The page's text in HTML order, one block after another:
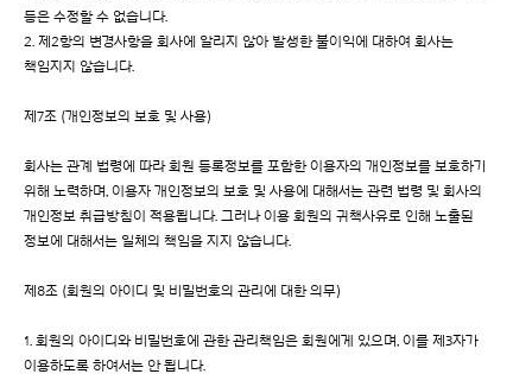
등은 수정할 수 없습니다.
2. 제2항의 변경사항을 회사에 알리지 않아 발생한 불이익에 대하여 회사는
책임지지 않습니다.
제7조 (개인정보의 보호 및 사용)
회사는 관계 법령에 따라 회원 등록정보를 포함한 이용자의 개인정보를 보호하기
위해 노력하며, 이용자 개인정보의 보호 및 사용에 대해서는 관련 법령 및 회사의
개인정보 취급방침이 적용됩니다. 그러나 이용 회원의 귀책사유로 인해 노출된
정보에 대해서는 일체의 책임을 지지 않습니다.
제8조 (회원의 아이디 및 비밀번호의 관리에 대한 의무)
1. 회원의 아이디와 비밀번호에 관한 관리책임은 회원에게 있으며, 이를 제3자가
이용하도록 하여서는 안 됩니다.